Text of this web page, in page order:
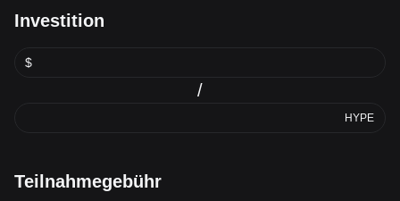
Investition
$
/
HYPE
Teilnahmegebühr